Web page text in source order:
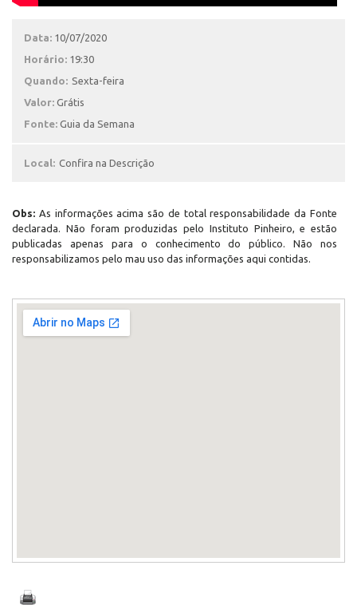
Data: 10/07/2020
Horário: 19:30
Quando: Sexta-feira
Valor: Grátis
Fonte: Guia da Semana
Local: Confira na Descrição
Obs: As informações acima são de total responsabilidade da Fonte
declarada. Não foram produzidas pelo Instituto Pinheiro, e estão
publicadas apenas para o conhecimento do público. Não nos
responsabilizamos pelo mau uso das informações aqui contidas.